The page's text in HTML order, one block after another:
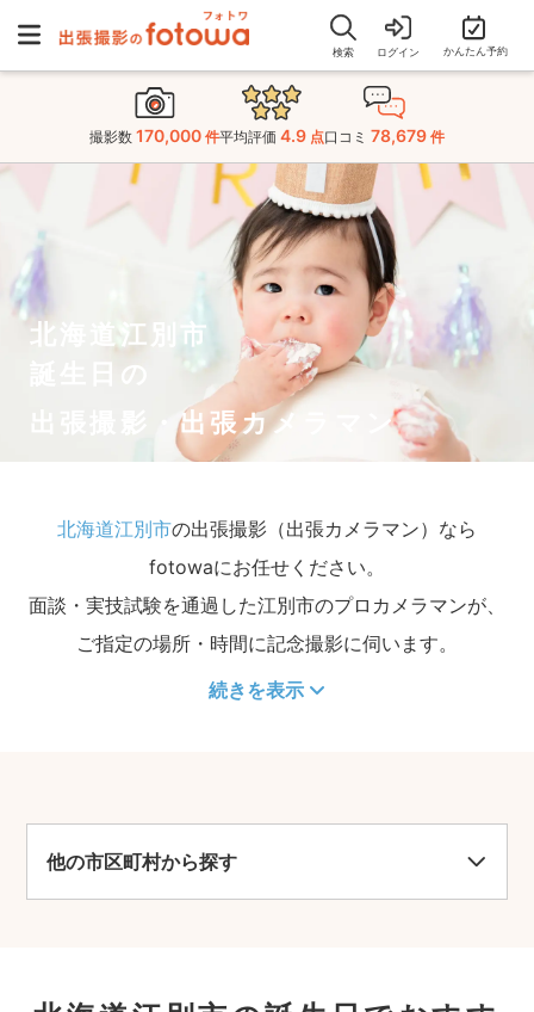
検索 ログイン かんたん予約
撮影数 170,000 件平均評価 4.9 点口コミ 78,679 件
北海道江別市
誕生日の
出張撮影・出張カメラマン
北海道江別市の出張撮影（出張カメラマン）なら
fotowaにお任せください。
面談・実技試験を通過した江別市のプロカメラマンが、
ご指定の場所・時間に記念撮影に伺います。
続きを表示
他の市区町村から探す